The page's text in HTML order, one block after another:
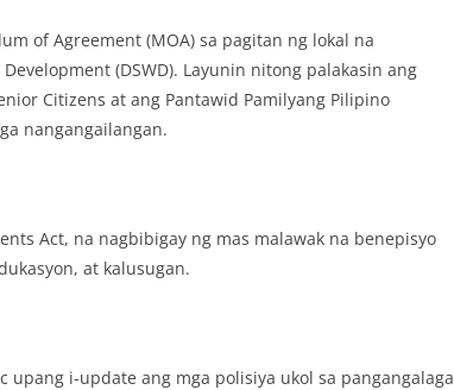
of Agreement (MOA) sa pagitan ng lokal na
(DSWD). Layunin nitong palakasin ang
Citizens at ang Pantawid Pamilyang Pilipino
nangangailangan.
Act, na nagbibigay ng mas malawak na benepisyo
at kalusugan.
i-update ang mga polisiya ukol sa pangangalaga